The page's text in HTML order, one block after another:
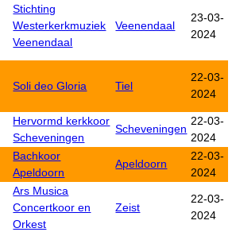
Stichting
Westerkerkmuziek
Veenendaal
Veenendaal
23-03-
2024
Soli deo Gloria Tiel
22-03-
2024
Hervormd kerkkoor
Scheveningen
Scheveningen
22-03-
2024
Bachkoor
Apeldoorn
Apeldoorn
22-03-
2024
Ars Musica
Concertkoor en
Orkest
Zeist
22-03-
2024